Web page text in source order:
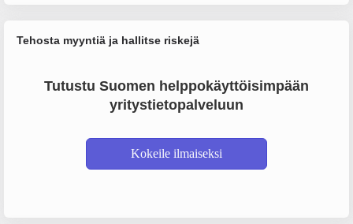
Tehosta myyntiä ja hallitse riskejä
Tutustu Suomen helppokäyttöisimpään
yritystietopalveluun
Kokeile ilmaiseksi